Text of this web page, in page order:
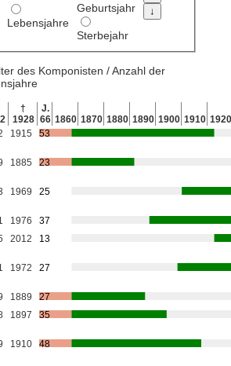
Lebensjahre
Geburtsjahr
Sterbejahr
des Komponisten / Anzahl der
†
1928
J.
66 1860 1870 1880 1890 1900 1910 1920
1915 53
1885 23
1969 25
1976
37
2012 13
1972 27
1889
27
1897 35
1910 48